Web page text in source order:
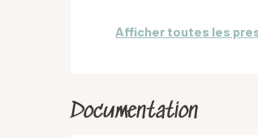
Afficher toutes les
Documentation